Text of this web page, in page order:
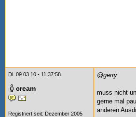
Di. 09.03.10 - 11:37:58
cream
Registriert seit: Dezember 2005
@gerry
muss nicht
gerne mal
anderen